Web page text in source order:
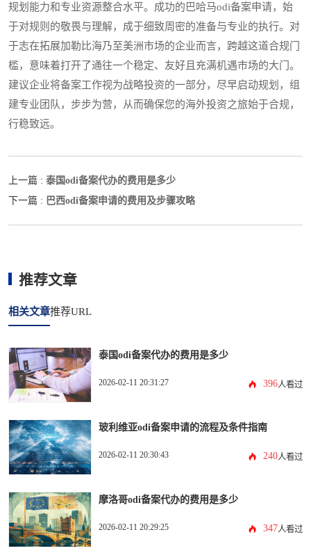
规划能力和专业资源整合水平。成功的巴哈马odi备案申请，始
于对规则的敬畏与理解，成于细致周密的准备与专业的执行。对
于志在拓展加勒比海乃至美洲市场的企业而言，跨越这道合规门
槛，意味着打开了通往一个稳定、友好且充满机遇市场的大门。
建议企业将备案工作视为战略投资的一部分，尽早启动规划，组
建专业团队，步步为营，从而确保您的海外投资之旅始于合规，
行稳致远。
上一篇 : 泰国odi备案代办的费用是多少
下一篇 : 巴西odi备案申请的费用及步骤攻略
推荐文章
相关文章推荐URL
泰国odi备案代办的费用是多少
2026-02-11 20:31:27 396人看过
玻利维亚odi备案申请的流程及条件指南
2026-02-11 20:30:43 240人看过
摩洛哥odi备案代办的费用是多少
2026-02-11 20:29:25 347人看过